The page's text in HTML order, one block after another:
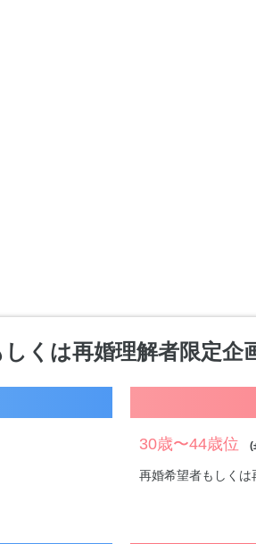
しくは再婚理解者限定
30歳〜44歳位
再婚希望者もしくは